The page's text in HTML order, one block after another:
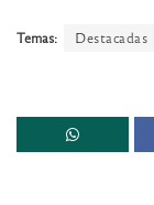
Temas: Destacadas